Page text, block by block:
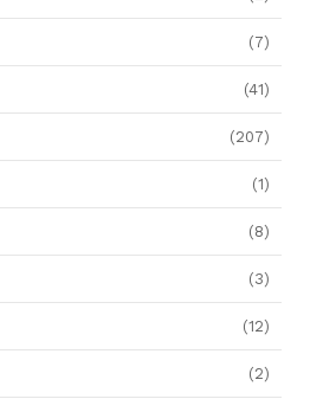
(7)
(41)
(207)
(1)
(8)
(3)
(12)
(2)